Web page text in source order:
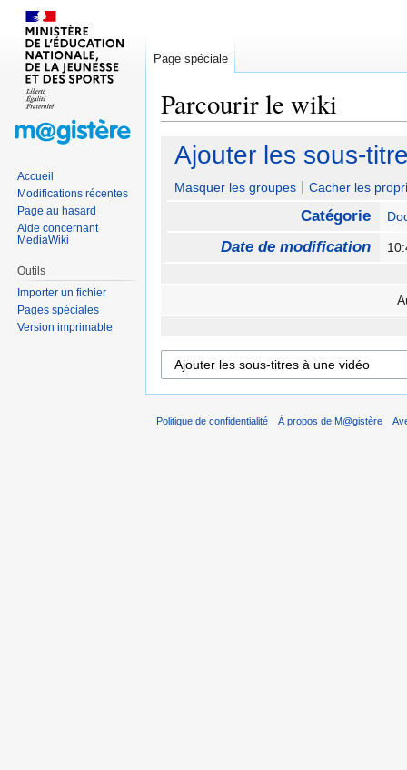
Parcourir le wiki
Sauter
Sauter
Ajouter les sous-
Masquer les groupes Cacher les
Catégorie
Date de modification
Page spéciale
Accueil
Modifications récentes
Page au hasard
Aide concernant
MediaWiki
Outils
Importer un fichier
Pages spéciales
Version imprimable
Politique de confidentialité À propos de M@gistère